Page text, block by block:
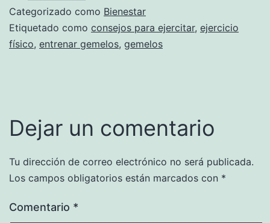
Categorizado como Bienestar
Etiquetado como consejos para ejercitar, ejercicio
físico, entrenar gemelos, gemelos
Dejar un comentario
Tu dirección de correo electrónico no será publicada.
Los campos obligatorios están marcados con *
Comentario *